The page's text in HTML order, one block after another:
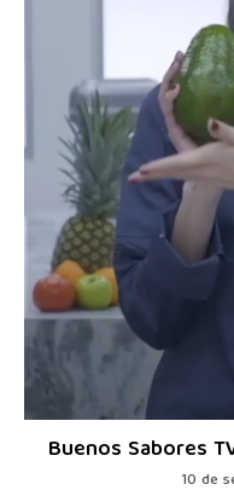
Buenos Sabores
10 de